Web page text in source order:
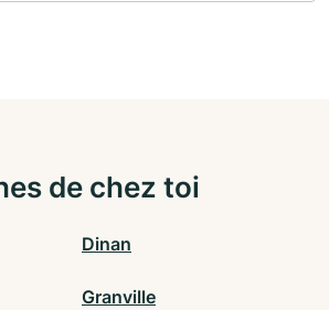
de chez toi
Dinan
Granville